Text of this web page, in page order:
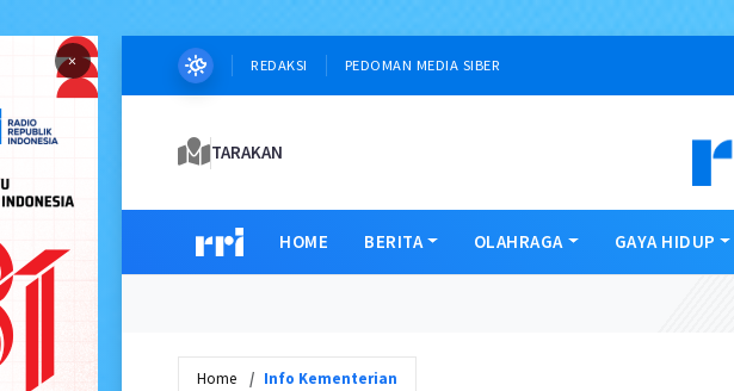
× REDAKSI PEDOMAN MEDIA SIBER
TARAKAN
HOME BERITA OLAHRAGA GAYA HIDUP
Home Info Kementerian